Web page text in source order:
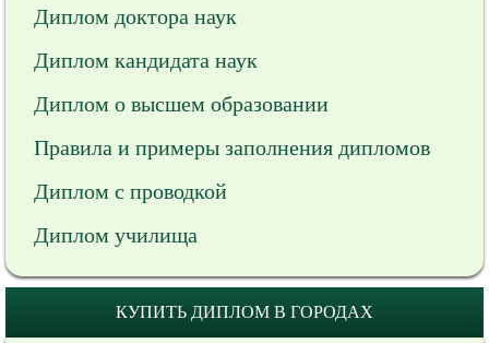
Диплом доктора наук
Диплом кандидата наук
Диплом о высшем образовании
Правила и примеры заполнения дипломов
Диплом с проводкой
Диплом училища
КУПИТЬ ДИПЛОМ В ГОРОДАХ